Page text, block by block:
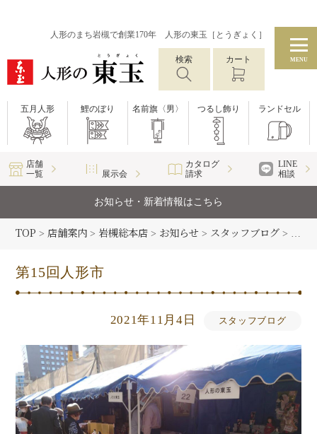
人形のまち岩槻で創業170年 人形の東玉［とうぎょく］
検索 カート MENU
五月人形 鯉のぼり 名前旗〈男〉 つるし飾り ランドセル
店舗
一覧
展示会
カタログ
請求
LINE
相談
お知らせ・新着情報はこちら
TOP > 店舗案内 > 岩槻総本店 > お知らせ > スタッフブログ > 第15
第15回人形市
2021年11月4日 スタッフブログ